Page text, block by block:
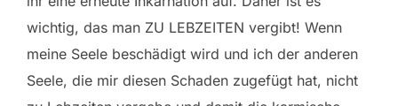
wichtig, das man ZU LEBZEITEN vergibt! Wenn
meine Seele beschädigt wird und ich der anderen
Seele, die mir diesen Schaden zugefügt hat, nicht